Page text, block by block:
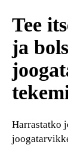
Tee
ja
Harrastatko